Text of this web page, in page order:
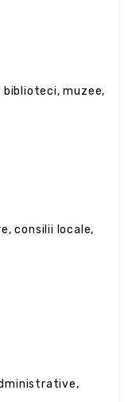
muzee,
consilii locale,